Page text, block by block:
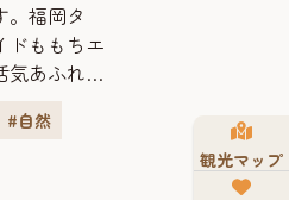
。福岡タ
ドももちエ
気あふれる
見川エリ
#自然
観光マップ